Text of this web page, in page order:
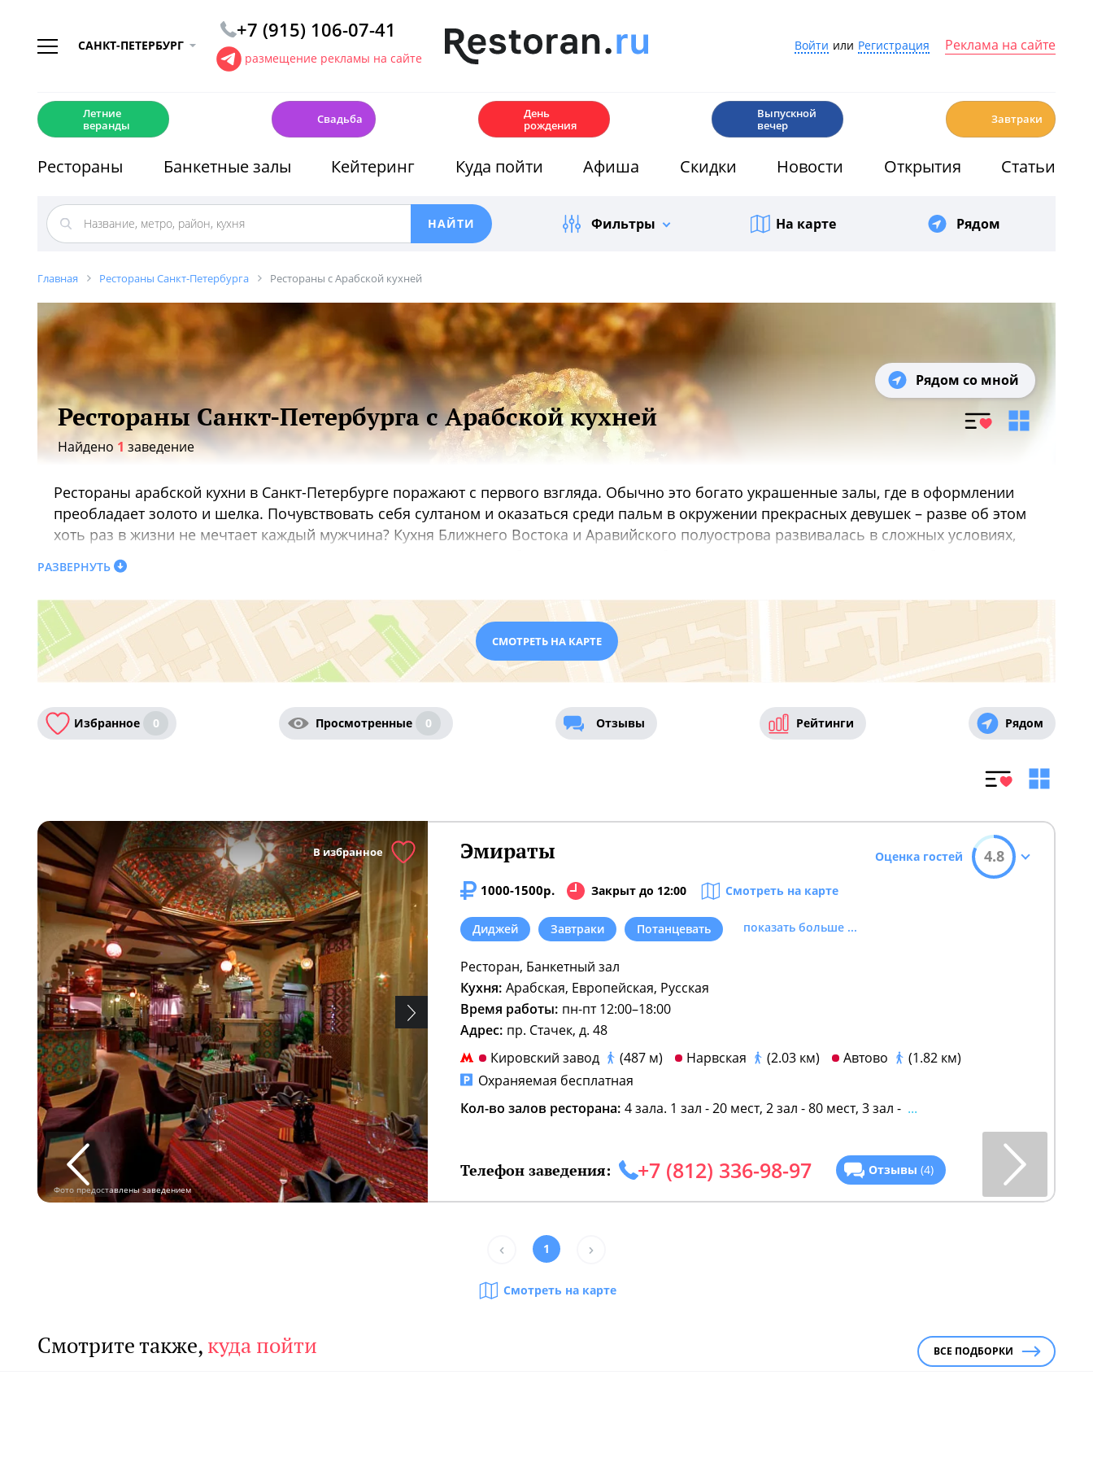
САНКТ-ПЕТЕРБУРГ
+7 (915) 106-07-41
размещение рекламы на сайте
Войти или Регистрация Реклама на сайте
Летние
веранды
Свадьба
День
рождения
Выпускной
вечер
Завтраки
Рестораны Банкетные залы Кейтеринг Куда пойти Афиша Скидки Новости Открытия Статьи
Фильтры На карте Рядом
Главная Рестораны Санкт-Петербурга Рестораны с Арабской кухней
Рестораны Санкт-Петербурга с Арабской кухней
Рядом со мной
Найдено 1 заведение
Рестораны арабской кухни в Санкт-Петербурге поражают с первого взгляда. Обычно это богато украшенные залы, где в оформлении
преобладает золото и шелка. Почувствовать себя султаном и оказаться среди пальм в окружении прекрасных девушек – разве об этом
хоть раз в жизни не мечтает каждый мужчина? Кухня Ближнего Востока и Аравийского полуострова развивалась в сложных условиях,
поэтому повара научились из скудных запасов готовить разнообразные и сложные блюда. Именно поэтому здесь так любят ароматные
пряности и специи, которые обычным чечевице, бобам и баранине придают волшебный вкус. Подают в ресторанах арабской кухни в
Санкт-Петербурге и прекрасный кофе, сваренный по старинным рецептам в джезве на горячем песке.
Также вас могут заинтересовать:Завтраки в ресторанах Москвы,Рестораны для празднования дней рождения,
Где провести свадьбу в
Санкт-Петербурге
РАЗВЕРНУТЬ
СМОТРЕТЬ НА КАРТЕ
Избранное 0 Просмотренные 0 Отзывы Рейтинги Рядом
В избранное
Фото предоставлены заведением
Эмираты
1000-1500р. Закрыт до 12:00 Смотреть на карте
Диджей Завтраки Потанцевать показать больше ...
Ресторан, Банкетный зал
Кухня: Арабская, Европейская, Русская
Время работы: пн-пт 12:00–18:00
Адрес: пр. Стачек, д. 48
Кировский завод
(487 м) Нарвская (2.03 км) Автово
(1.82 км)
Охраняемая бесплатная
Кол-во залов ресторана: 4 зала. 1 зал - 20 мест, 2 зал - 80 мест, 3 зал - ...
Телефон заведения: +7 (812) 336-98-97 Отзывы (4)
Оценка гостей 4.8
1
Смотреть на карте
Смотрите также, куда пойти ВСЕ ПОДБОРКИ
Летние веранды